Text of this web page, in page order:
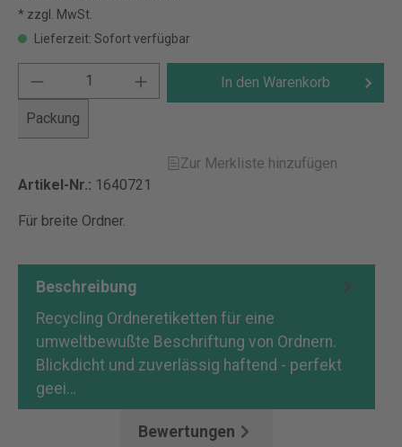
* zzgl. MwSt.
Lieferzeit: Sofort verfügbar
Packung
In den Warenkorb
Zur Merkliste hinzufügen
Artikel-Nr.: 1640721
Für breite Ordner.
Beschreibung
Recycling Ordneretiketten für eine
umweltbewußte Beschriftung von Ordnern.
Blickdicht und zuverlässig haftend - perfekt
geei…
Bewertungen